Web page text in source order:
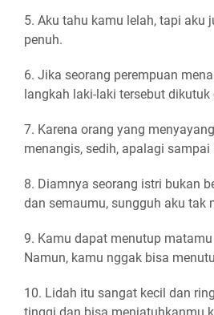
5. Aku tahu kamu lelah, tapi aku
penuh.
6. Jika seorang perempuan
langkah laki-laki tersebut
7. Karena orang yang
menangis, sedih, apalagi
8. Diamnya seorang istri bukan
dan semaumu, sungguh aku tak
9. Kamu dapat menutup
Namun, kamu nggak bisa
10. Lidah itu sangat kecil dan
tinggi dan bisa menjatuhkanmu